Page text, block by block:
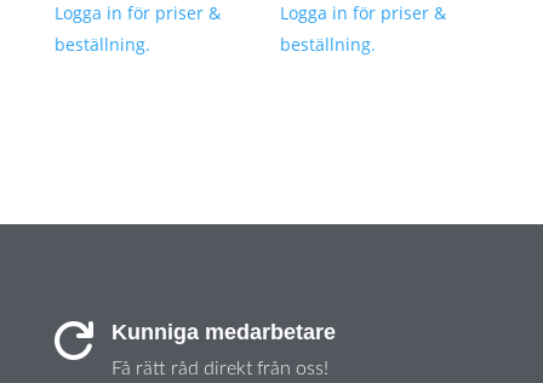
Logga in för priser &
beställning.
Logga in för priser &
beställning.
 Kunniga medarbetare
Få rätt råd direkt från oss!